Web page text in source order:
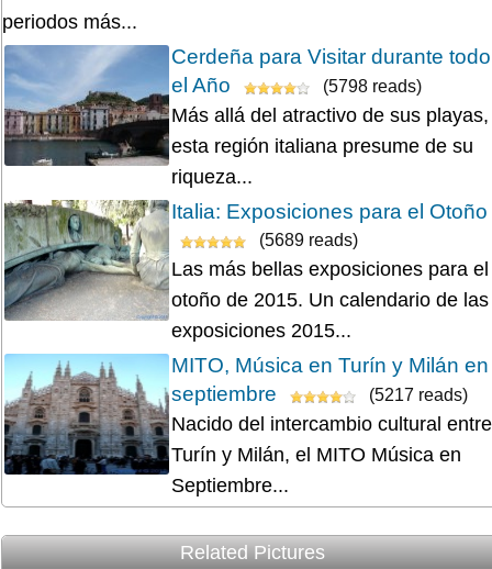
periodos más...
Cerdeña para Visitar durante todo
el Año
(5798 reads)
Más allá del atractivo de sus playas,
esta región italiana presume de su
riqueza...
Italia: Exposiciones para el Otoño
(5689 reads)
Las más bellas exposiciones para el
otoño de 2015. Un calendario de las
exposiciones 2015...
MITO, Música en Turín y Milán en
septiembre
(5217 reads)
Nacido del intercambio cultural entre
Turín y Milán, el MITO Música en
Septiembre...
Related Pictures